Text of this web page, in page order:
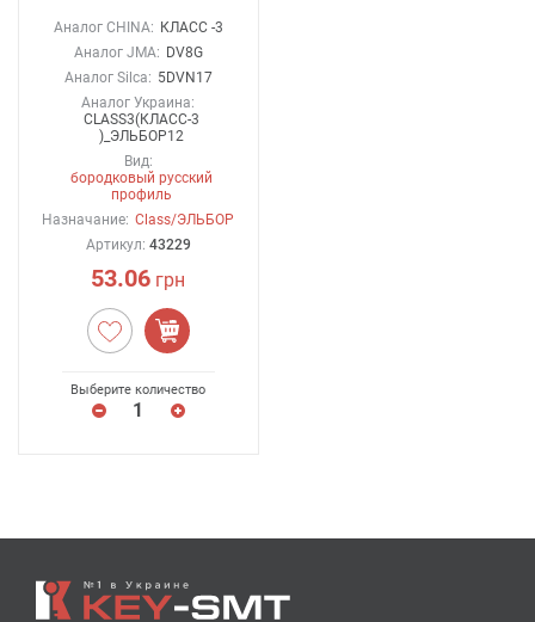
Аналог CHINA: КЛАСС -3
Аналог JMA: DV8G
Аналог Silca: 5DVN17
Аналог Украина:
CLASS3(КЛАСС-3
)_ЭЛЬБОР12
Вид:
бородковый русский
профиль
Назначание: Class/ЭЛЬБОР
Артикул: 43229
53.06 грн
Выберите количество